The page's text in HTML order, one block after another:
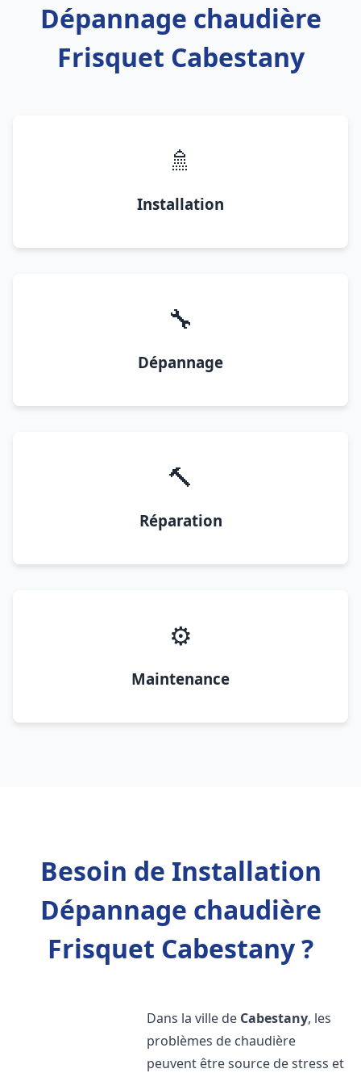
Dépannage chaudière
Frisquet Cabestany
🚿
Installation
🔧
Dépannage
🔨
Réparation
⚙️
Maintenance
Besoin de Installation
Dépannage chaudière
Frisquet Cabestany ?
Dans la ville de Cabestany, les
problèmes de chaudière
peuvent être source de stress et